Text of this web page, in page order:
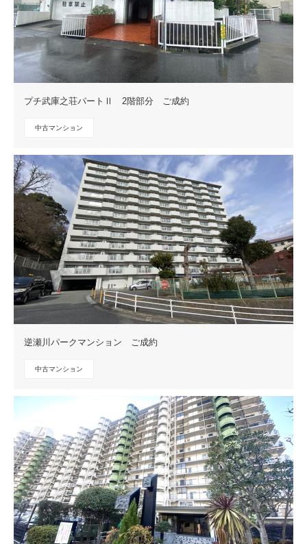
プチ武庫之荘パートⅡ 2階部分 ご成約
中古マンション
逆瀬川パークマンション ご成約
中古マンション